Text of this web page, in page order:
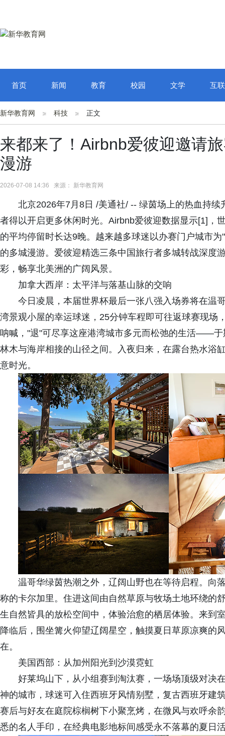
首页 新闻 教育 校园 文学 互
新华教育网 科技 正文
来都来了！Airbnb爱彼迎邀请
漫游
2026-07-08 14:36 来源： 新华教育网
北京2026年7月8日 /美通社/ -- 绿茵场上的热血持
者得以开启更多休闲时光。Airbnb爱彼迎数据显示[1]，
的平均停留时长达9晚。越来越多球迷以办赛门户城市
的多城漫游。爱彼迎精选三条中国旅行者多城转战深度
彩，畅享北美洲的广阔风景。
加拿大西岸：太平洋与落基山脉的交响
今日凌晨，本届世界杯最后一张八强入场券将在温
湾景观小屋的幸运球迷，25分钟车程即可往返球赛现场
呐喊，"退"可尽享这座港湾城市多元而松弛的生活——
林木与海岸相接的山径之间。入夜归来，在露台热水浴
意时光。
温哥华绿茵热潮之外，辽阔山野也在等待启程。向
称的卡尔加里。住进这间由自然草原与牧场土地环绕的
生自然皆具的放松空间中，体验治愈的栖居体验。来到
降临后，围坐篝火仰望辽阔星空，触摸夏日草原凉爽的
在。
美国西部：从加州阳光到沙漠霓虹
好莱坞山下，从小组赛到淘汰赛，一场场顶级对决
神的城市，球迷可入住西班牙风情别墅，复古西班牙建
赛后与好友在庭院棕榈树下小聚烹烤，在微风与欢呼余
悉的名人手印，在经典电影地标间感受永不落幕的夏日